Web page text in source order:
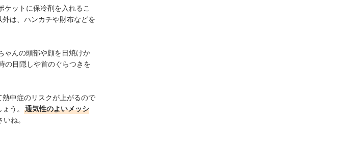
ケットに保冷剤を入れるこ
は、ハンカチや財布などを
ゃんの頭部や顔を日焼けか
の目隠しや首のぐらつきを
中症のリスクが上がるので
う。
通気性のよいメッシ
ね。